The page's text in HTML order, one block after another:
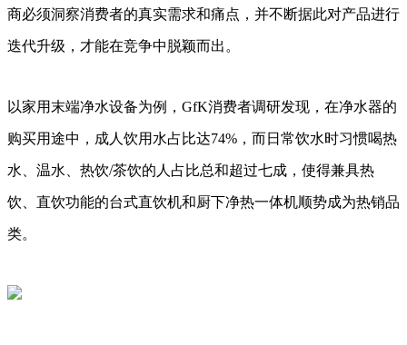
商必须洞察消费者的真实需求和痛点，并不断据此对产品进行
迭代升级，才能在竞争中脱颖而出。
以家用末端净水设备为例，GfK消费者调研发现，在净水器的
购买用途中，成人饮用水占比达74%，而日常饮水时习惯喝热
水、温水、热饮/茶饮的人占比总和超过七成，使得兼具热
饮、直饮功能的台式直饮机和厨下净热一体机顺势成为热销品
类。